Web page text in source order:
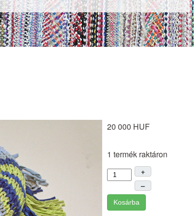
20 000 HUF
1 termék raktáron
+
–
Kosárba